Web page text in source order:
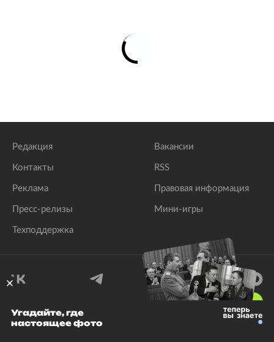
Редакция
Контакты
Реклама
Пресс-релизы
Техподдержка
Вакансии
RSS
Правовая информация
Мини-игры
© 1999–2026 Все права защищены.
Угадайте, где
настоящее фото